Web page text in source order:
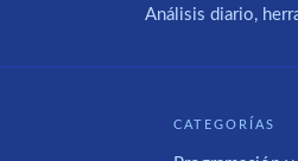
Análisis diario,
CATEGORÍAS